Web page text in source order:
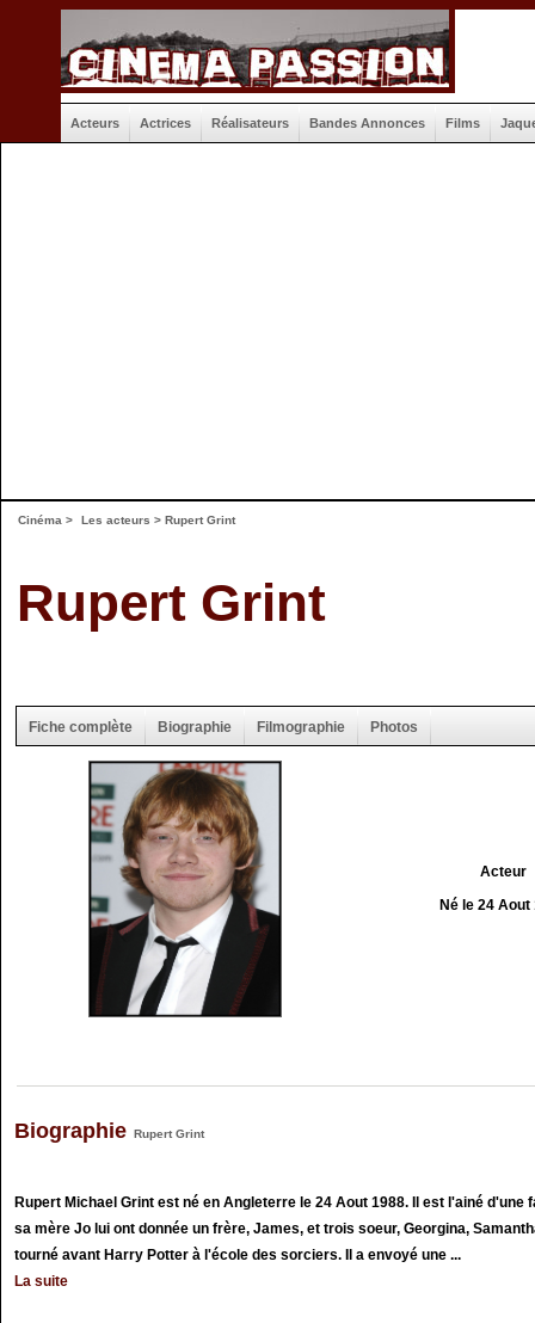
Acteurs Actrices Réalisateurs Bandes Annonces Films
Cinéma > Les acteurs > Rupert Grint
Rupert Grint
Fiche complète Biographie Filmographie Photos
Acteur
Né le 24 Aout
Biographie Rupert Grint
Rupert Michael Grint est né en Angleterre le 24 Aout 1988. Il est l'ainé d'une
sa mère Jo lui ont donnée un frère, James, et trois soeur, Georgina,
tourné avant Harry Potter à l'école des sorciers. Il a envoyé une ...
La suite